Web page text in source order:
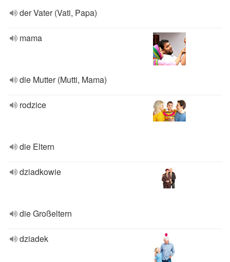
der Vater (Vati, Papa)
mama
die Mutter (Mutti, Mama)
rodzice
die Eltern
dziadkowie
die Großeltern
dziadek